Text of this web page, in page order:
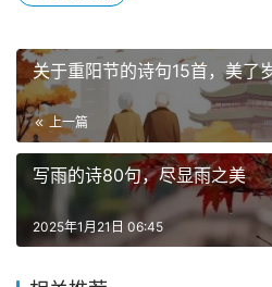
关于重阳节的诗句15首，美了
上一篇
写雨的诗80句，尽显雨之美
2025年1月21日 06:45